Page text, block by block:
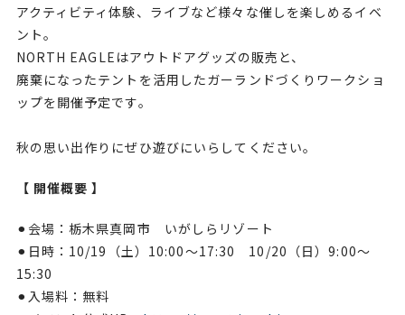
アクティビティ体験、ライブなど様々な催しを楽しめるイベ
ント。
NORTH EAGLEはアウトドアグッズの販売と、
廃棄になったテントを活用したガーランドづくりワークショ
ップを開催予定です。
秋の思い出作りにぜひ遊びにいらしてください。
【 開催概要 】
⚫︎会場：栃木県真岡市 いがしらリゾート
⚫︎日時：10/19（土）10:00～17:30 10/20（日）9:00～
15:30
⚫︎入場料：無料